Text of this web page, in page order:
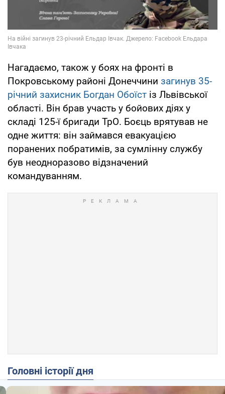
Нагадаємо, також у боях на фронті в
Покровському районі Донеччини загинув 35-
річний захисник Богдан Обоїст із Львівської
області. Він брав участь у бойових діях у
складі 125-ї бригади ТрО. Боєць врятував не
одне життя: він займався евакуацією
поранених побратимів, за сумлінну службу
був неодноразово відзначений
командуванням.
Головні історії дня